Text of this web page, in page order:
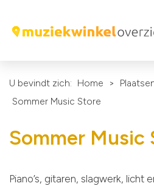
U bevindt zich: Home >
Sommer Music Store
Sommer Music
Piano’s, gitaren, slagwerk, licht